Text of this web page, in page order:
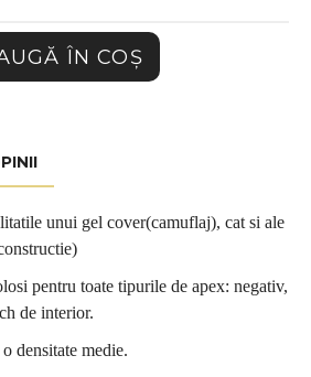
ÎN COŞ
unui gel cover(camuflaj), cat si ale
pentru toate tipurile de apex: negativ,
de interior.
densitate medie.